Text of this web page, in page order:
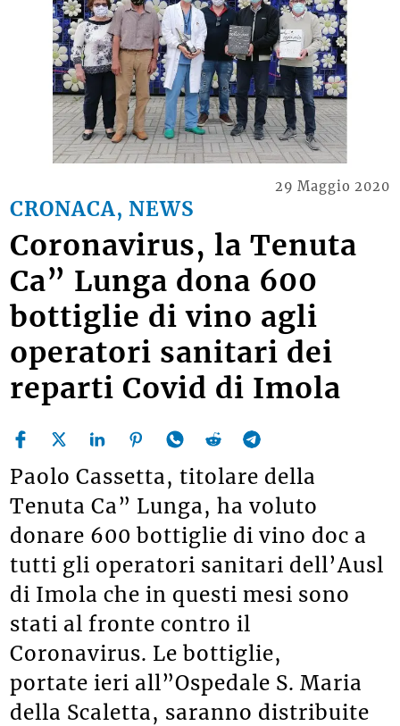
CRONACA, NEWS
29 Maggio 2020
Coronavirus, la Tenuta
Ca” Lunga dona 600
bottiglie di vino agli
operatori sanitari dei
reparti Covid di Imola
Paolo Cassetta, titolare della
Tenuta Ca” Lunga, ha voluto
donare 600 bottiglie di vino doc a
tutti gli operatori sanitari dell’Ausl
di Imola che in questi mesi sono
stati al fronte contro il
Coronavirus. Le bottiglie,
portate ieri all”Ospedale S. Maria
della Scaletta, saranno distribuite